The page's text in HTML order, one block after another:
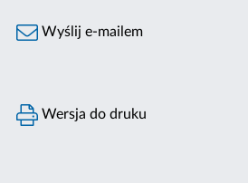
Wyślij e-mailem
Wersja do druku